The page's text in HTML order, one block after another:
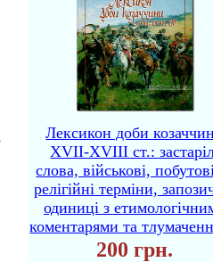
Лексикон доби
XVII-XVIII ст.:
слова, військові,
релігійні терміни,
одиниці з
коментарями та
200 грн.